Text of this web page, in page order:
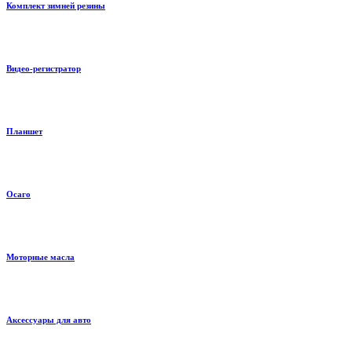
Комплект зимней резины
Видео-регистратор
Планшет
Осаго
Моторные масла
Аксессуары для авто